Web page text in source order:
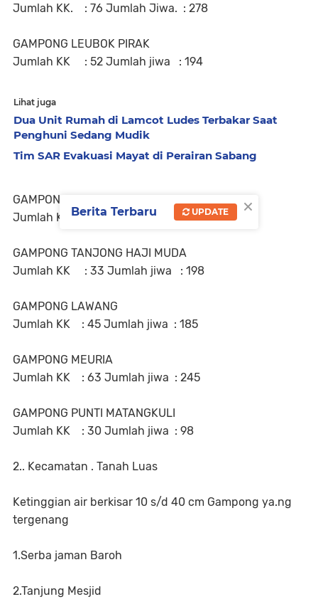
Jumlah KK. : 76 Jumlah Jiwa. : 278
GAMPONG LEUBOK PIRAK
Jumlah KK : 52 Jumlah jiwa : 194
Lihat juga
Dua Unit Rumah di Lamcot Ludes Terbakar Saat
Penghuni Sedang Mudik
Tim SAR Evakuasi Mayat di Perairan Sabang
GAMPONG PANTE PIRAK
Jumlah KK : 38 Jumlah jiwa : 125
GAMPONG TANJONG HAJI MUDA
Jumlah KK : 33 Jumlah jiwa : 198
GAMPONG LAWANG
Jumlah KK : 45 Jumlah jiwa : 185
GAMPONG MEURIA
Jumlah KK : 63 Jumlah jiwa : 245
GAMPONG PUNTI MATANGKULI
Jumlah KK : 30 Jumlah jiwa : 98
2.. Kecamatan . Tanah Luas
Ketinggian air berkisar 10 s/d 40 cm Gampong ya.ng
tergenang
1.Serba jaman Baroh
2.Tanjung Mesjid
×
Berita Terbaru UPDATE